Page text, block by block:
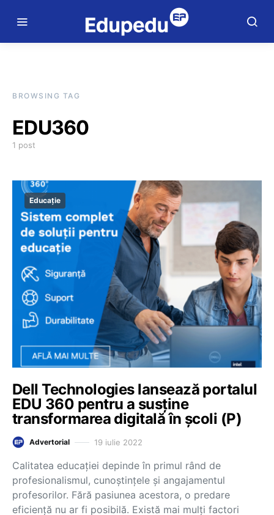
BROWSING TAG
EDU360
1 post
Educație
Dell Technologies lansează portalul
EDU 360 pentru a susține
transformarea digitală în școli (P)
Advertorial 19 iulie 2022
Calitatea educației depinde în primul rând de
profesionalismul, cunoștințele și angajamentul
profesorilor. Fără pasiunea acestora, o predare
eficiență nu ar fi posibilă. Există mai mulți factori